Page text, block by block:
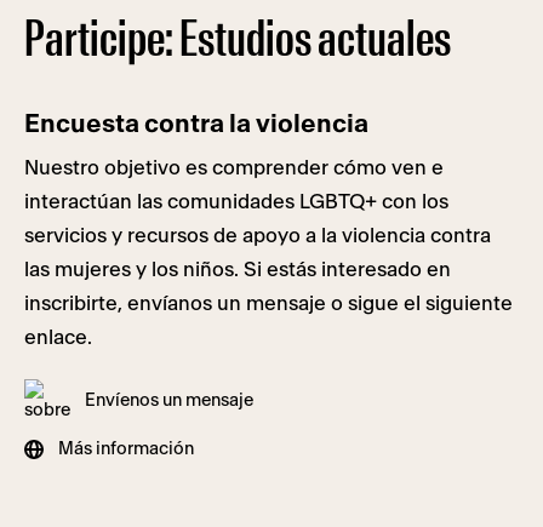
Participe: Estudios actuales
Encuesta contra la violencia
Nuestro objetivo es comprender cómo ven e
interactúan las comunidades LGBTQ+ con los
servicios y recursos de apoyo a la violencia contra
las mujeres y los niños. Si estás interesado en
inscribirte, envíanos un mensaje o sigue el siguiente
enlace.
Envíenos un mensaje
Más información